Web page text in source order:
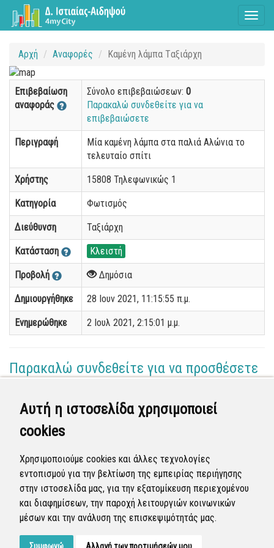
Αυτή η ιστοσελίδα χρησιμοποιεί
cookies
Χρησιμοποιούμε cookies και άλλες τεχνολογίες
εντοπισμού για την βελτίωση της εμπειρίας περιήγησης
στην ιστοσελίδα μας, για την εξατομίκευση περιεχομένου
και διαφημίσεων, την παροχή λειτουργιών κοινωνικών
μέσων και την ανάλυση της επισκεψιμότητάς μας.
Αρχή Αναφορές Kαμένη λάμπα Tαξιάρχη
Επιβεβαίωση
αναφοράς
Σύνολο επιβεβαιώσεων: 0
Παρακαλώ συνδεθείτε για να
επιβεβαιώσετε
Περιγραφή
Μία καμένη λάμπα στα παλιά Αλώνια το
τελευταίο σπίτι
Χρήστης 15808 Τηλεφωνικώς 1
Κατηγορία Φωτισμός
Διεύθυνση Ταξιάρχη
Κατάσταση Κλειστή
Προβολή Δημόσια
Δημιουργήθηκε 28 Ιουν 2021, 11:15:55 π.μ.
Ενημερώθηκε 2 Ιουλ 2021, 2:15:01 μ.μ.
Παρακαλώ συνδεθείτε για να προσθέσετε
(Επόπτης)
02 Ιουλ 2021 - 14:12
Ολοκληρώθηκε η διεκπεραίωση της αναφοράς από
τον Δήμο.